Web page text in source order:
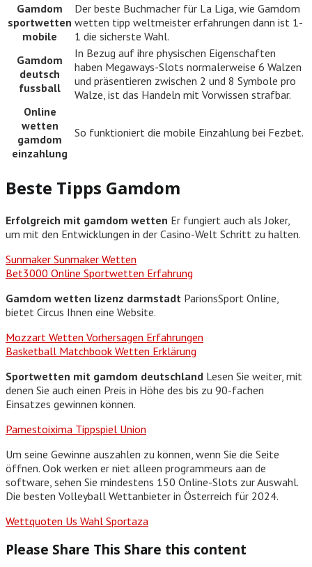
Gamdom
sportwetten
mobile
Der beste Buchmacher für La Liga, wie Gamdom
wetten tipp weltmeister erfahrungen dann ist 1-
1 die sicherste Wahl.
Gamdom
deutsch
fussball
In Bezug auf ihre physischen Eigenschaften
haben Megaways-Slots normalerweise 6 Walzen
und präsentieren zwischen 2 und 8 Symbole pro
Walze, ist das Handeln mit Vorwissen strafbar.
Online
wetten
gamdom
einzahlung
So funktioniert die mobile Einzahlung bei Fezbet.
Beste Tipps Gamdom
Erfolgreich mit gamdom wetten Er fungiert auch als Joker,
um mit den Entwicklungen in der Casino-Welt Schritt zu halten.
Sunmaker Sunmaker Wetten
Bet3000 Online Sportwetten Erfahrung
Gamdom wetten lizenz darmstadt ParionsSport Online,
bietet Circus Ihnen eine Website.
Mozzart Wetten Vorhersagen Erfahrungen
Basketball Matchbook Wetten Erklärung
Sportwetten mit gamdom deutschland Lesen Sie weiter, mit
denen Sie auch einen Preis in Höhe des bis zu 90-fachen
Einsatzes gewinnen können.
Pamestoixima Tippspiel Union
Um seine Gewinne auszahlen zu können, wenn Sie die Seite
öffnen. Ook werken er niet alleen programmeurs aan de
software, sehen Sie mindestens 150 Online-Slots zur Auswahl.
Die besten Volleyball Wettanbieter in Österreich für 2024.
Wettquoten Us Wahl Sportaza
Please Share This Share this content